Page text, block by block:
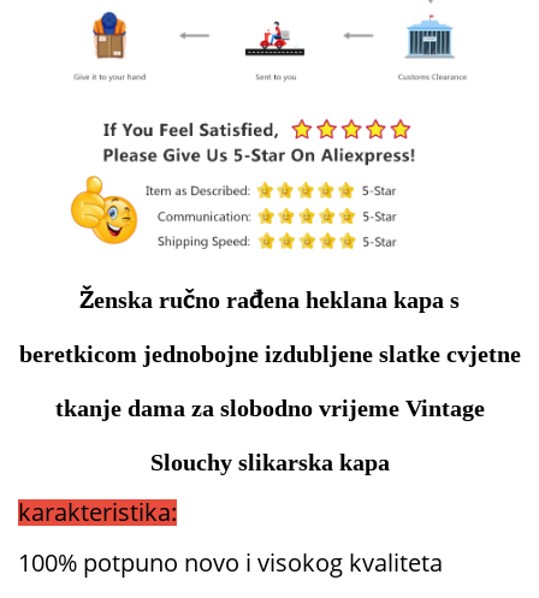
Ženska ručno rađena heklana kapa s
beretkicom jednobojne izdubljene slatke cvjetne
tkanje dama za slobodno vrijeme Vintage
Slouchy slikarska kapa
karakteristika:
100% potpuno novo i visokog kvaliteta